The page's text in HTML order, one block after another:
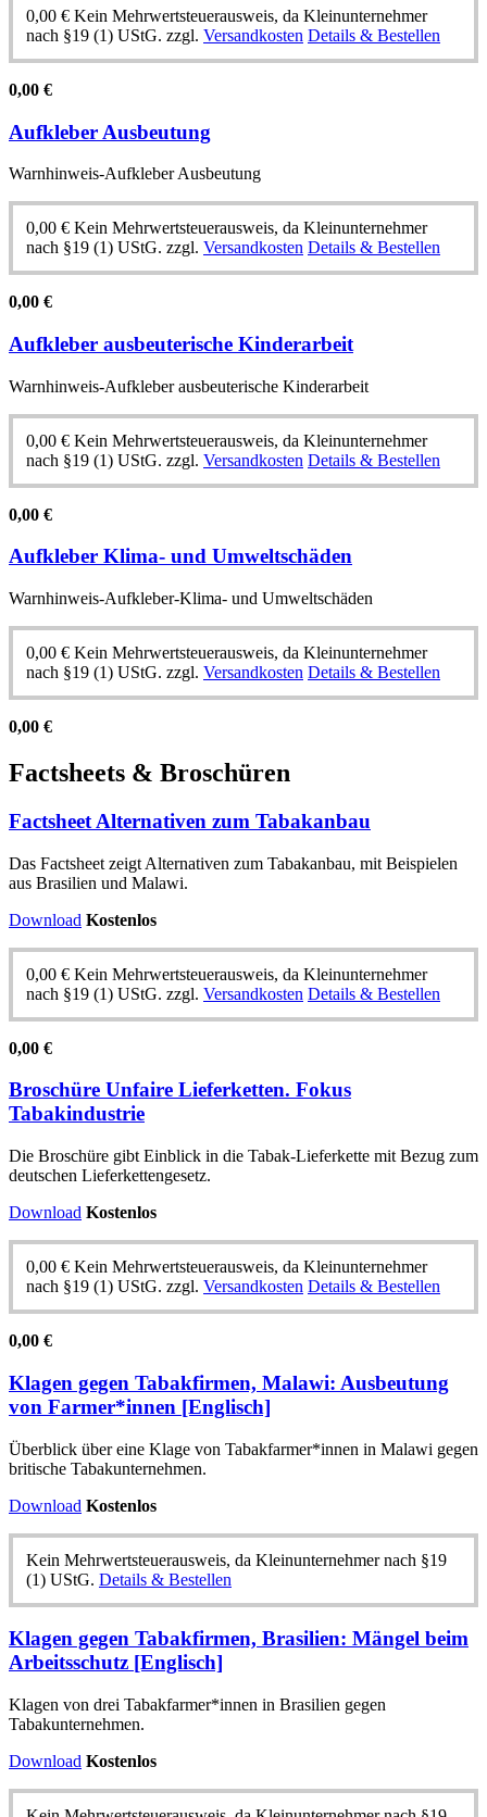
0,00 € Kein Mehrwertsteuerausweis, da Kleinunternehmer
nach §19 (1) UStG. zzgl. Versandkosten Details & Bestellen
0,00 €
Aufkleber Ausbeutung
Warnhinweis-Aufkleber Ausbeutung
0,00 € Kein Mehrwertsteuerausweis, da Kleinunternehmer
nach §19 (1) UStG. zzgl. Versandkosten Details & Bestellen
0,00 €
Aufkleber ausbeuterische Kinderarbeit
Warnhinweis-Aufkleber ausbeuterische Kinderarbeit
0,00 € Kein Mehrwertsteuerausweis, da Kleinunternehmer
nach §19 (1) UStG. zzgl. Versandkosten Details & Bestellen
0,00 €
Aufkleber Klima- und Umweltschäden
Warnhinweis-Aufkleber-Klima- und Umweltschäden
0,00 € Kein Mehrwertsteuerausweis, da Kleinunternehmer
nach §19 (1) UStG. zzgl. Versandkosten Details & Bestellen
0,00 €
Factsheets & Broschüren
Factsheet Alternativen zum Tabakanbau
Das Factsheet zeigt Alternativen zum Tabakanbau, mit Beispielen
aus Brasilien und Malawi.
Download Kostenlos
0,00 € Kein Mehrwertsteuerausweis, da Kleinunternehmer
nach §19 (1) UStG. zzgl. Versandkosten Details & Bestellen
0,00 €
Broschüre Unfaire Lieferketten. Fokus
Tabakindustrie
Die Broschüre gibt Einblick in die Tabak-Lieferkette mit Bezug zum
deutschen Lieferkettengesetz.
Download Kostenlos
0,00 € Kein Mehrwertsteuerausweis, da Kleinunternehmer
nach §19 (1) UStG. zzgl. Versandkosten Details & Bestellen
0,00 €
Klagen gegen Tabakfirmen, Malawi: Ausbeutung
von Farmer*innen [Englisch]
Überblick über eine Klage von Tabakfarmer*innen in Malawi gegen
britische Tabakunternehmen.
Download Kostenlos
Kein Mehrwertsteuerausweis, da Kleinunternehmer nach §19
(1) UStG. Details & Bestellen
Klagen gegen Tabakfirmen, Brasilien: Mängel beim
Arbeitsschutz [Englisch]
Klagen von drei Tabakfarmer*innen in Brasilien gegen
Tabakunternehmen.
Download Kostenlos